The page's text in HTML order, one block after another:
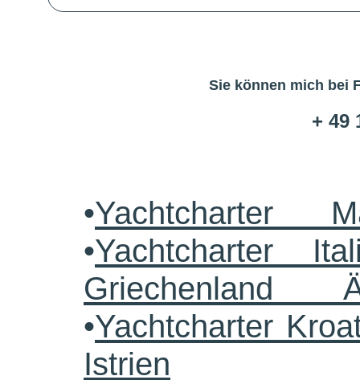
Sie können mich bei
+ 49
•Yachtcharter
•Yachtcharter
Griechenland
•Yachtcharter
Istrien